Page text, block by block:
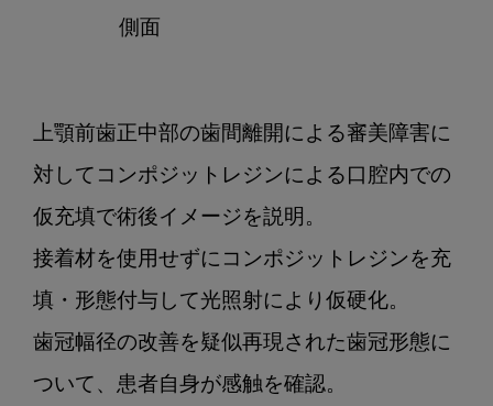
側面
上顎前歯正中部の歯間離開による審美障害に
対してコンポジットレジンによる口腔内での
仮充填で術後イメージを説明。
接着材を使用せずにコンポジットレジンを充
填・形態付与して光照射により仮硬化。
歯冠幅径の改善を疑似再現された歯冠形態に
ついて、患者自身が感触を確認。